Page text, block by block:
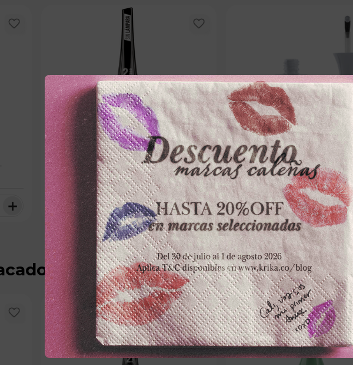
＋
MASGLO
ESMALTE MASGLOx13.5ml EFECTO GEL LINDA
$ 13 .500 ＋
－
VOGUE
ESMALTE VOGUEx14ml EFECTO
$ 9700, －
100